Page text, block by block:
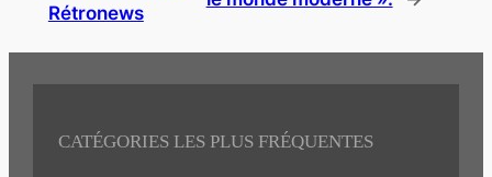
Rétronews
CATÉGORIES LES PLUS FRÉQUENTES